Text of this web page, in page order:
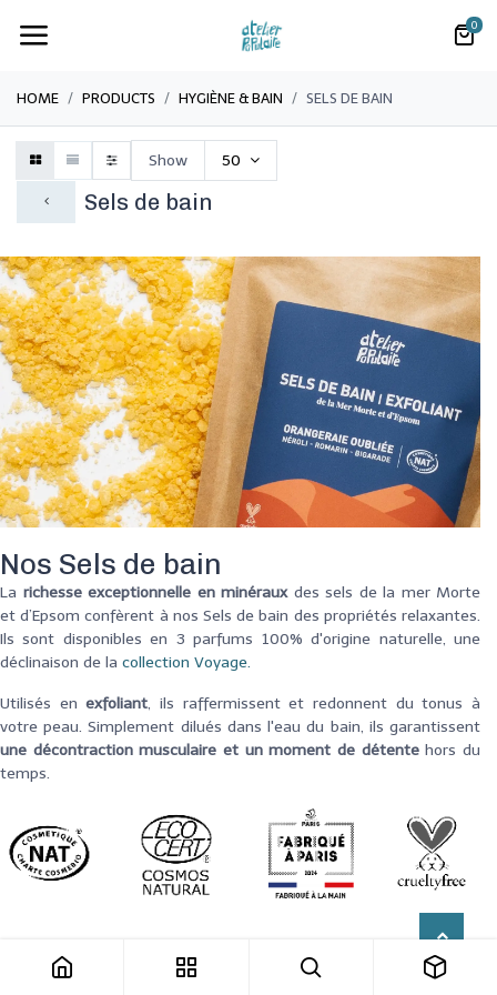
0
HOME PRODUCTS ​HYGIÈNE & BAIN ​SELS DE BAIN
​Sels de bain
Show 50
Nos Sels de bain
La richesse exceptionnelle en minérauxdes sels de la mer Morte
et d’Epsom confèrent à nos Sels de bain des propriétés relaxantes.
Ils sont disponibles en 3 parfums 100% d'origine naturelle, une
déclinaison de la collection Voyage.
Utilisés enexfoliant, ils raffermissent et redonnent du tonus à
votre peau. Simplement dilués dans l'eau du bain, ils garantissent
une décontraction musculaire et un moment de détentehors du
temps.